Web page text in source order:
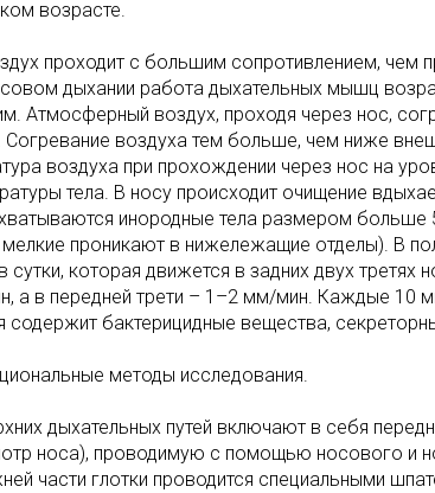
возрасте.
проходит с большим сопротивлением, чем
дыхании работа дыхательных мышц
Атмосферный воздух, проходя через нос,
Согревание воздуха тем больше, чем ниже
воздуха при прохождении через нос на
тела. В носу происходит очищение
инородные тела размером больше
проникают в нижележащие отделы). В
сутки, которая движется в задних двух третях
а в передней трети – 1–2 мм/мин. Каждые 10
содержит бактерицидные вещества,
методы исследования.
дыхательных путей включают в себя
носа), проводимую с помощью носового и
части глотки проводится специальными